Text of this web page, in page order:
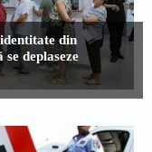
din
deplaseze